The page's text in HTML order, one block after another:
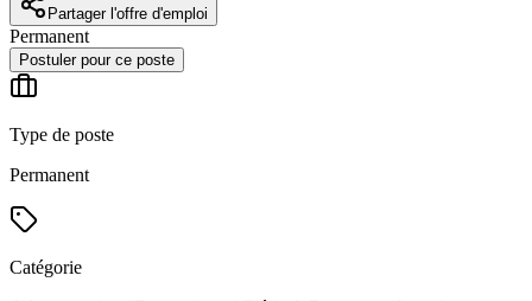
Partager l'offre d'emploi
Permanent
Postuler pour ce poste
Type de poste
Permanent
Catégorie